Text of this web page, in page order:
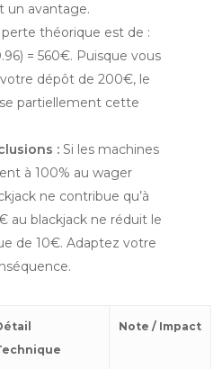
un avantage.
perte théorique est de :
= 560€. Puisque vous
dépôt de 200€, le
partiellement cette
: Si les machines
à 100% au wager
ne contribue qu’à
au blackjack ne réduit le
de 10€. Adaptez votre
Note / Impact